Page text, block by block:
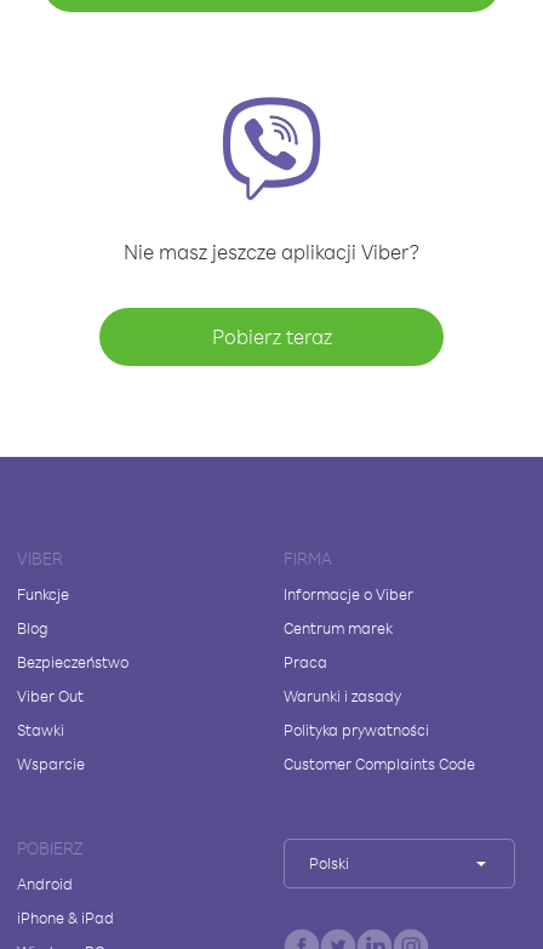
Nie masz jeszcze aplikacji Viber?
Pobierz teraz
VIBER
Funkcje
Blog
Bezpieczeństwo
Viber Out
Stawki
Wsparcie
FIRMA
Informacje o Viber
Centrum marek
Praca
Warunki i zasady
Polityka prywatności
Customer Complaints Code
POBIERZ
Android
iPhone & iPad
Polski